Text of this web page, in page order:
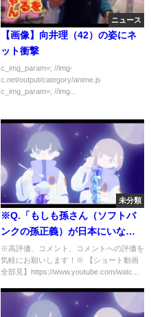
ニュース
【画像】向井理（42）の姿にネ
ット衝撃
c_img_param=; //img-
c.net/output/category/anime.js
c_img_param=; //img...
未分類
※Q.「もしも孫さん（ソフトバ
ンクの孫正義）が日本にいなか
ったらどうなってた？」【ひろ
ゆき１．２倍速#Shorts】
※高評価、コメント、コメントへの評価を
気軽にお願いします！※ 【ショート動画
全部見】https://www.youtube.com/watc...